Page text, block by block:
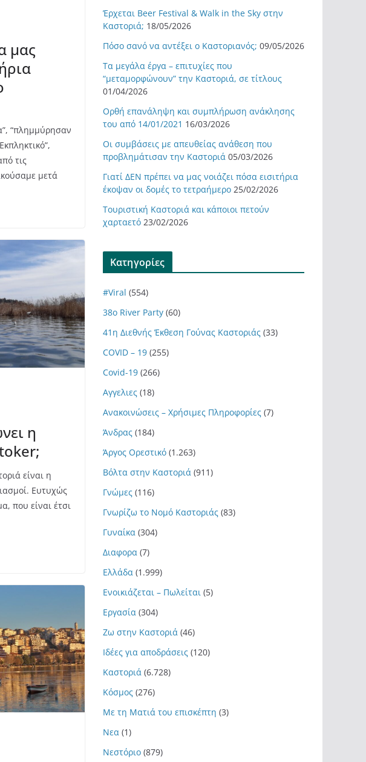
μας
“πλημμύρησαν
τις
μετά
η
είναι η
Ευτυχώς
που είναι έτσι
Έρχεται Beer Festival & Walk in the Sky στην
Καστοριά; 18/05/2026
Πόσο σανό να αντέξει ο Καστοριανός; 09/05/2026
Τα μεγάλα έργα – επιτυχίες που
“μεταμορφώνουν” την Καστοριά, σε τίτλους
01/04/2026
Ορθή επανάληψη και συμπλήρωση ανάκλησης
του από 14/01/2021 16/03/2026
Οι συμβάσεις με απευθείας ανάθεση που
προβλημάτισαν την Καστοριά 05/03/2026
Γιατί ΔΕΝ πρέπει να μας νοιάζει πόσα εισιτήρια
έκοψαν οι δομές το τετραήμερο 25/02/2026
Τουριστική Καστοριά και κάποιοι πετούν
χαρταετό 23/02/2026
Kατηγορίες
#Viral (554)
38ο River Party (60)
41η Διεθνής Έκθεση Γούνας Καστοριάς (33)
COVID – 19 (255)
Covid-19 (266)
Αγγελιες (18)
Ανακοινώσεις – Χρήσιμες Πληροφορίες (7)
Άνδρας (184)
Άργος Ορεστικό (1.263)
Βόλτα στην Καστοριά (911)
Γνώμες (116)
Γνωρίζω το Νομό Καστοριάς (83)
Γυναίκα (304)
Διαφορα (7)
Ελλάδα (1.999)
Ενοικιάζεται – Πωλείται (5)
Εργασία (304)
Ζω στην Καστοριά (46)
Ιδέες για αποδράσεις (120)
Καστοριά (6.728)
Κόσμος (276)
Με τη Ματιά του επισκέπτη (3)
Νεα (1)
Νεστόριο (879)